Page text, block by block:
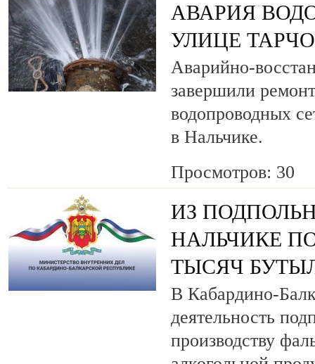
АВАРИЯ
УЛИЦЕ
Аварийно-
завершили
водопроводных
в Нальчике.
Просмотров: 30
ИЗ
НАЛЬЧИКЕ
ТЫСЯЧ
В Кабардино-
деятельность
производству